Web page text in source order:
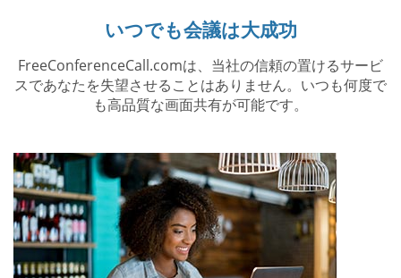
いつでも会議は大成功
FreeConferenceCall.comは、当社の信頼の置けるサービ
スであなたを失望させることはありません。いつも何度で
も高品質な画面共有が可能です。